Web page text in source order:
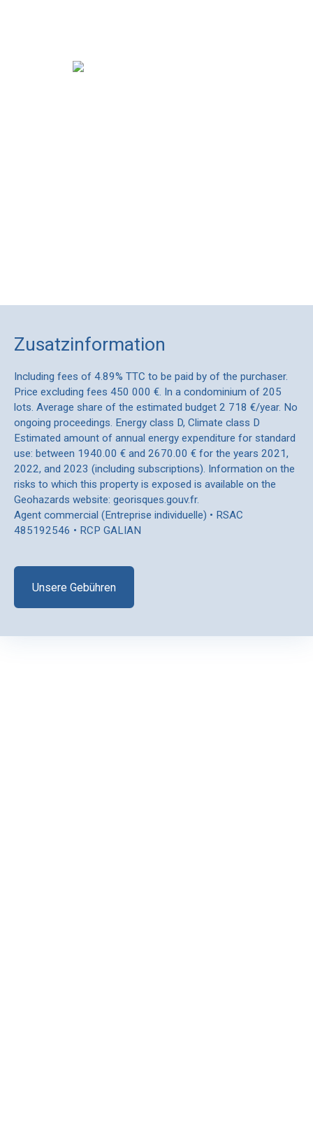
Zusatzinformation
Including fees of 4.89% TTC to be paid by of the purchaser.
Price excluding fees 450 000 €. In a condominium of 205
lots. Average share of the estimated budget 2 718 €/year. No
ongoing proceedings. Energy class D, Climate class D
Estimated amount of annual energy expenditure for standard
use: between 1940.00 € and 2670.00 € for the years 2021,
2022, and 2023 (including subscriptions). Information on the
risks to which this property is exposed is available on the
Geohazards website: georisques.gouv.fr.
Agent commercial (Entreprise individuelle) • RSAC
485192546 • RCP GALIAN
Unsere Gebühren